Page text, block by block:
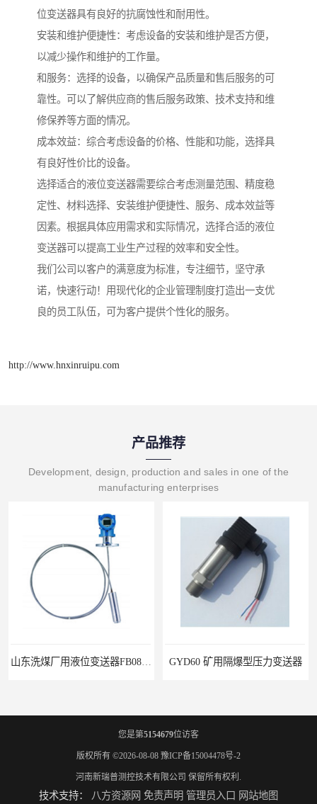
位变送器具有良好的抗腐蚀性和耐用性。
安装和维护便捷性：考虑设备的安装和维护是否方便，
以减少操作和维护的工作量。
和服务：选择的设备，以确保产品质量和售后服务的可
靠性。可以了解供应商的售后服务政策、技术支持和维
修保养等方面的情况。
成本效益：综合考虑设备的价格、性能和功能，选择具
有良好性价比的设备。
选择适合的液位变送器需要综合考虑测量范围、精度稳
定性、材料选择、安装维护便捷性、服务、成本效益等
因素。根据具体应用需求和实际情况，选择合适的液位
变送器可以提高工业生产过程的效率和安全性。
我们公司以客户的满意度为标准，专注细节，坚守承
诺，快速行动！用现代化的企业管理制度打造出一支优
良的员工队伍，可为客户提供个性化的服务。
http://www.hnxinruipu.com
产品推荐
Development, design, production and sales in one of the
manufacturing enterprises
GYD60 矿用隔爆型压力变送器
您是第5154679位访客
版权所有 ©2026-08-08 豫ICP备15004478号-2
河南新瑞普测控技术有限公司 保留所有权利.
技术支持： 八方资源网 免责声明 管理员入口 网站地图